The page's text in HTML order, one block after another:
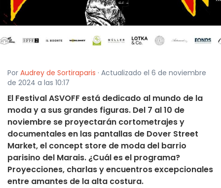
Por Audrey de Sortiraparis · Actualizado el 6 de noviembre
de 2024 a las 10:17
El Festival ASVOFF está dedicado al mundo de la
moda y a sus grandes figuras. Del 7 al 10 de
noviembre se proyectarán cortometrajes y
documentales en las pantallas de Dover Street
Market, el concept store de moda del barrio
parisino del Marais. ¿Cuál es el programa?
Proyecciones, charlas y encuentros excepcionales
entre amantes de la alta costura.